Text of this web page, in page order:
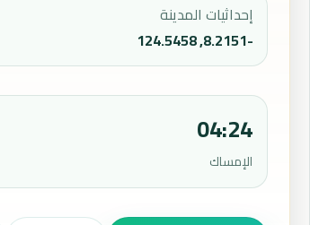
إحداثيات المدينة
-8.2151, 124.5458
04:24
الإمساك